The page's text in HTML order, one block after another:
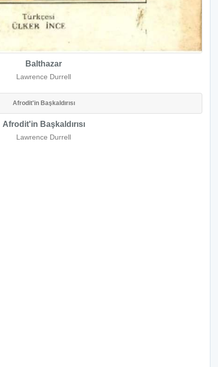
Balthazar
Lawrence Durrell
Afrodit'in Başkaldırısı
Afrodit'in Başkaldırısı
Lawrence Durrell